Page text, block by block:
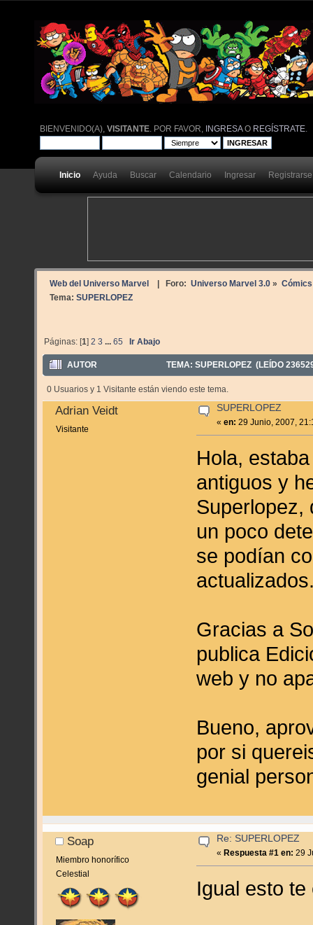
BIENVENIDO(A),VISITANTE . POR FAVOR, INGRESAO REGÍSTRATE
Inicio Ayuda Buscar Calendario Ingresar Registrarse
Web del Universo Marvel | Foro: Universo Marvel 3.0» Cómics
Tema: SUPERLOPEZ
Páginas: [1]2 3 ...65 Ir Abajo
AUTOR TEMA: SUPERLOPEZ (LEÍDO
0 Usuarios y 1 Visitante están viendo este tema.
Adrian Veidt
Visitante
SUPERLOPEZ
«en: 29 Junio, 2007,
Hola,
antiguos y
Superlopez,
un poco
se podían
Gracias a
publica
web y no
Bueno,
por si
genial
Soap
Miembro honorífico
Celestial
Re: SUPERLOPEZ
« Respuesta #1 en: 29
Igual esto te